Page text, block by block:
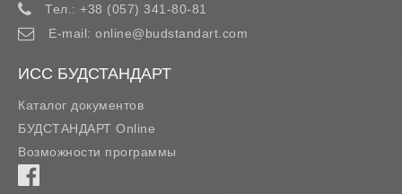
Тел.: +38 (057) 341-80-81
E-mail: online@budstandart.com
ИСС БУДСТАНДАРТ
Каталог документов
БУДСТАНДАРТ Online
Возможности программы